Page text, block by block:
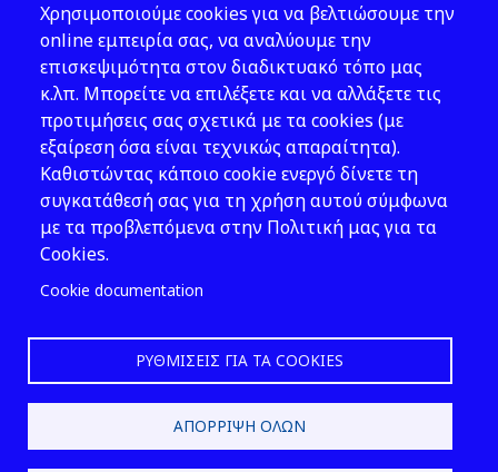
Νομοθεσία
Εκδόσεις
Νέα - Εκδηλώσεις
Ακολουθήστε μας
Χρησιμοποιούμε cookies για να βελτιώσουμε την
online εμπειρία σας, να αναλύουμε την
επισκεψιμότητα στον διαδικτυακό τόπο μας
κ.λπ. Μπορείτε να επιλέξετε και να αλλάξετε τις
προτιμήσεις σας σχετικά με τα cookies (με
εξαίρεση όσα είναι τεχνικώς απαραίτητα).
Καθιστώντας κάποιο cookie ενεργό δίνετε τη
συγκατάθεσή σας για τη χρήση αυτού σύμφωνα
με τα προβλεπόμενα στην Πολιτική μας για τα
Cookies.
Cookie documentation
ΡΥΘΜΊΣΕΙΣ ΓΙΑ ΤΑ COOKIES
ΑΠΌΡΡΙΨΗ ΌΛΩΝ
2026 © ΕΛ.ΙΝ.Υ.Α.Ε.
Design & Development by